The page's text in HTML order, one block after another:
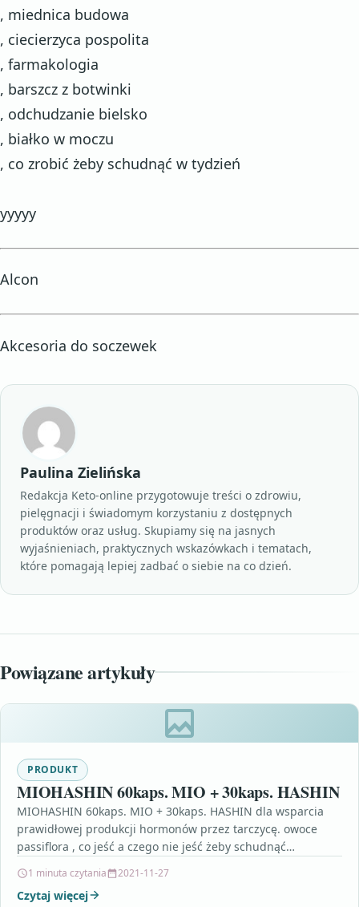
, miednica budowa
, ciecierzyca pospolita
, farmakologia
, barszcz z botwinki
, odchudzanie bielsko
, białko w moczu
, co zrobić żeby schudnąć w tydzień
yyyyy
Alcon
Akcesoria do soczewek
Paulina Zielińska
Redakcja Keto-online przygotowuje treści o zdrowiu,
pielęgnacji i świadomym korzystaniu z dostępnych
produktów oraz usług. Skupiamy się na jasnych
wyjaśnieniach, praktycznych wskazówkach i tematach,
które pomagają lepiej zadbać o siebie na co dzień.
Powiązane artykuły
PRODUKT
MIOHASHIN 60kaps. MIO + 30kaps. HASHIN
MIOHASHIN 60kaps. MIO + 30kaps. HASHIN dla wsparcia
prawidłowej produkcji hormonów przez tarczycę. owoce
passiflora , co jeść a czego nie jeść żeby schudnąć…
1 minuta czytania 2021-11-27
Czytaj więcej